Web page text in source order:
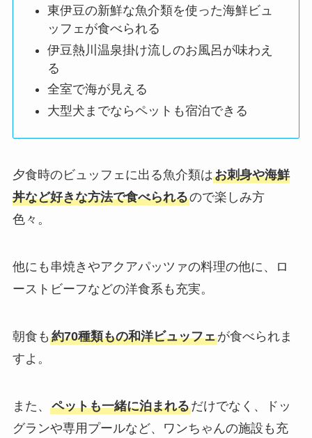
東伊豆の新鮮な魚介類を使った海鮮ビュ
ッフェが食べられる
伊豆熱川温泉掛け流しのお風呂が味わえ
る
全室で海が見える
大型犬までならペットも宿泊できる
夕食時のビュッフェに出る魚介類はお刺身や海鮮
丼など好きな方法で食べられるので楽しみ方
色々。
他にも串焼きやアクアパッツァの料理の他に、ロ
ーストビーフなどの洋食系も充実。
朝食も 約70種類もの和洋ビュッフェが食べられま
すよ。
また、 ペットも一緒に泊まれるだけでなく、ドッ
グランや専用プールなど、ワンちゃんの施設も充